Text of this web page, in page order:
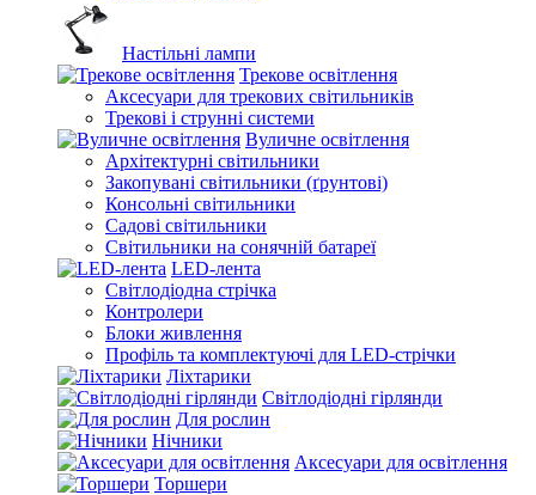
Настільні лампи
Трекове освітлення
Аксесуари для трекових світильників
Трекові і струнні системи
Вуличне освітлення
Архітектурні світильники
Закопувані світильники (ґрунтові)
Консольні світильники
Садові світильники
Світильники на сонячній батареї
LED-лента
Світлодіодна стрічка
Контролери
Блоки живлення
Профіль та комплектуючі для LED-стрічки
Ліхтарики
Світлодіодні гірлянди
Для рослин
Нічники
Аксесуари для освітлення
Торшери